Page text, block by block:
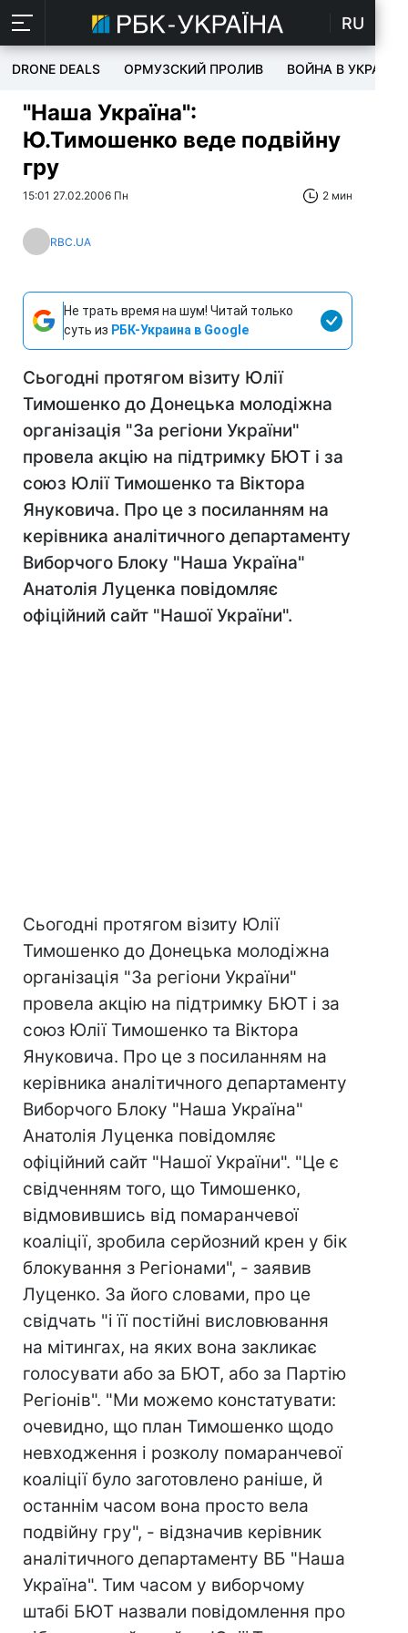
RU
DRONE DEALS ОРМУЗСКИЙ ПРОЛИВ ВОЙНА В УКРАИНЕ
"Наша Україна":
Ю.Тимошенко веде подвійну
гру
15:01 27.02.2006 Пн 2 мин
RBC.UA
Не трать время на шум! Читай только
суть из РБК-Украина в Google
Сьогодні протягом візиту Юлії
Тимошенко до Донецька молодіжна
організація "За регіони України"
провела акцію на підтримку БЮТ і за
союз Юлії Тимошенко та Віктора
Януковича. Про це з посиланням на
керівника аналітичного департаменту
Виборчого Блоку "Наша Україна"
Анатолія Луценка повідомляє
офіційний сайт "Нашої України".
Сьогодні протягом візиту Юлії
Тимошенко до Донецька молодіжна
організація "За регіони України"
провела акцію на підтримку БЮТ і за
союз Юлії Тимошенко та Віктора
Януковича. Про це з посиланням на
керівника аналітичного департаменту
Виборчого Блоку "Наша Україна"
Анатолія Луценка повідомляє
офіційний сайт "Нашої України". "Це є
свідченням того, що Тимошенко,
відмовившись від помаранчевої
коаліції, зробила серйозний крен у бік
блокування з Регіонами", - заявив
Луценко. За його словами, про це
свідчать "і її постійні висловювання
на мітингах, на яких вона закликає
голосувати або за БЮТ, або за Партію
Регіонів". "Ми можемо констатувати:
очевидно, що план Тимошенко щодо
невходження і розколу помаранчевої
коаліції було заготовлено раніше, й
останнім часом вона просто вела
подвійну гру", - відзначив керівник
аналітичного департаменту ВБ "Наша
Україна". Тим часом у виборчому
штабі БЮТ назвали повідомлення про